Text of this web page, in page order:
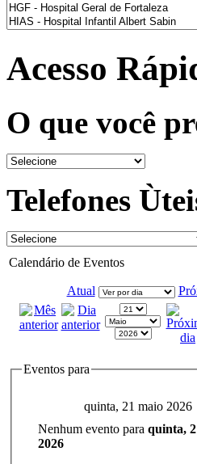
Acesso
O que você
Telefones
Calendário de Eventos
Atual
Eventos para
quinta, 21 maio 2026
Nenhum evento para quinta,
2026